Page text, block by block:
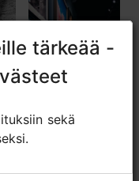
tärkeää -
sekä
tärkeää -
sekä